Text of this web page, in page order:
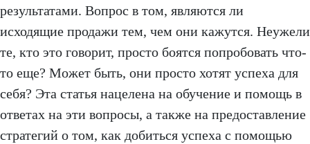
результатами. Вопрос в том, являются ли
исходящие продажи тем, чем они кажутся. Неужели
те, кто это говорит, просто боятся попробовать что-
то еще? Может быть, они просто хотят успеха для
себя? Эта статья нацелена на обучение и помощь в
ответах на эти вопросы, а также на предоставление
стратегий о том, как добиться успеха с помощью